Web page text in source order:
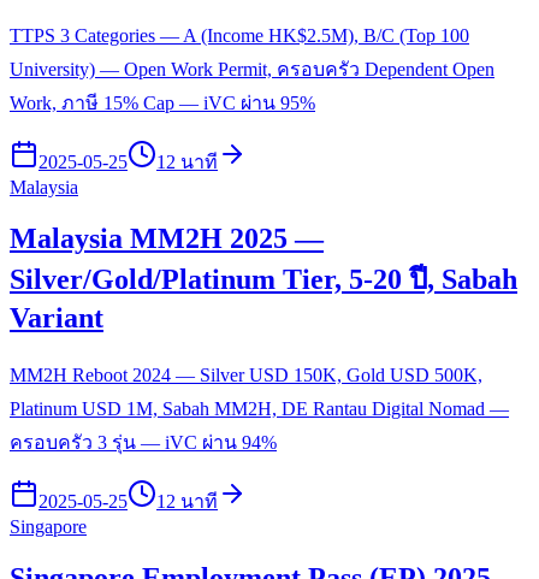
TTPS 3 Categories — A (Income HK$2.5M), B/C (Top 100
University) — Open Work Permit, ครอบครัว Dependent Open
Work, ภาษี 15% Cap — iVC ผ่าน 95%
2025-05-25
12 นาที
Malaysia
Malaysia MM2H 2025 —
Silver/Gold/Platinum Tier, 5-20 ปี, Sabah
Variant
MM2H Reboot 2024 — Silver USD 150K, Gold USD 500K,
Platinum USD 1M, Sabah MM2H, DE Rantau Digital Nomad —
ครอบครัว 3 รุ่น — iVC ผ่าน 94%
2025-05-25
12 นาที
Singapore